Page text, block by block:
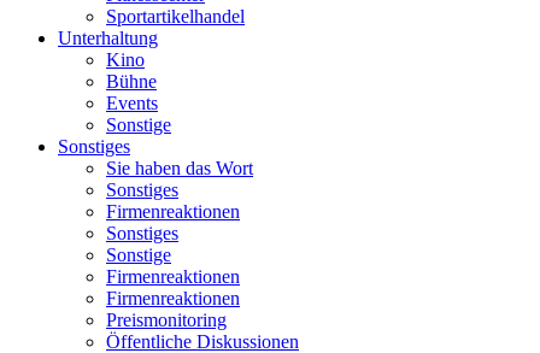
Sportartikelhandel
Unterhaltung
Kino
Bühne
Events
Sonstige
Sonstiges
Sie haben das Wort
Sonstiges
Firmenreaktionen
Sonstiges
Sonstige
Firmenreaktionen
Firmenreaktionen
Preismonitoring
Öffentliche Diskussionen